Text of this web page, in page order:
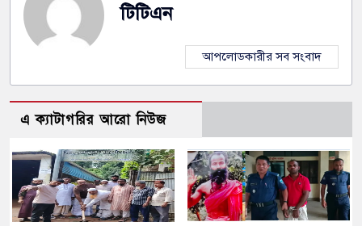
টিটিএন
আপলোডকারীর সব সংবাদ
এ ক্যাটাগরির আরো নিউজ